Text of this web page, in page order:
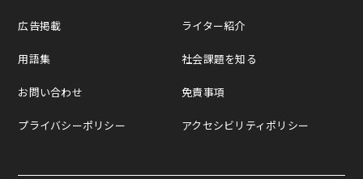
広告掲載
用語集
お問い合わせ
プライバシーポリシー
ライター紹介
社会課題を知る
免責事項
アクセシビリティポリシー